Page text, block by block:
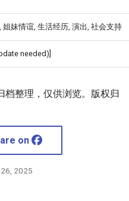
姐妹情谊, 生活经历, 演出, 社会支持
needed)]
档整理，仅供浏览。版权归
on
2025